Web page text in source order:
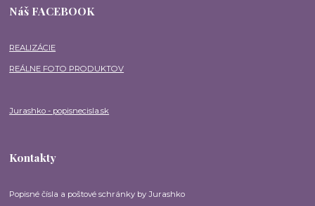
Náš FACEBOOK
REALIZÁCIE
REÁLNE FOTO PRODUKTOV
Jurashko - popisnecisla.sk
Kontakty
Popisné čísla a poštové schránky by Jurashko